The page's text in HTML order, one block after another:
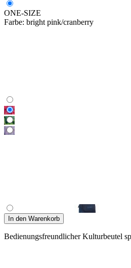
ONE-SIZE
Farbe: bright pink/cranberry
In den Warenkorb
Bedienungsfreundlicher Kulturbeutel